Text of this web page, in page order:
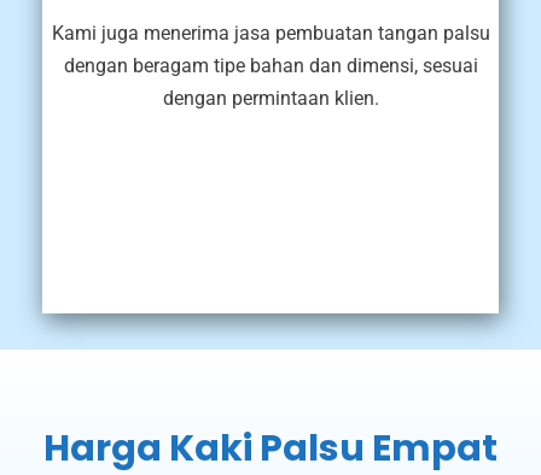
Kami juga menerima jasa pembuatan tangan palsu
dengan beragam tipe bahan dan dimensi, sesuai
dengan permintaan klien.
Harga Kaki Palsu Empat